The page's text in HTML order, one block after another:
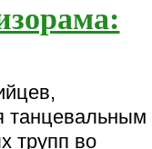
танцевальным
трупп во